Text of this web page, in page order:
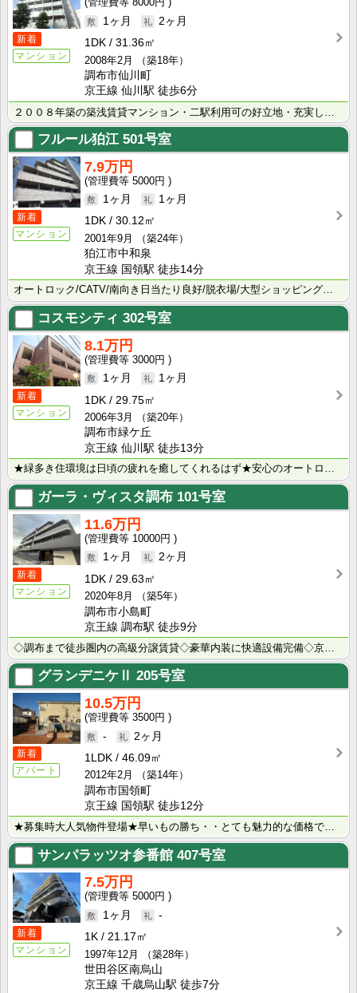
新着
マンション
1ヶ月
2ヶ月
1DK
31.36㎡
2008年2月
（築18年）
調布市仙川町
京王線 仙川駅 徒歩6分
フルール狛江501号室
新着
マンション
7.9万円
5000円
1ヶ月
1ヶ月
1DK
30.12㎡
2001年9月
（築24年）
狛江市中和泉
京王線 国領駅 徒歩14分
オートロック/CATV/南向き日当たり良好/脱衣場/大型ショッピング施設・総合病院・コンビニ近隣/京･･･
コスモシティ 302号室
新着
マンション
8.1万円
3000円
1ヶ月
1ヶ月
1DK
29.75㎡
2006年3月
（築20年）
調布市緑ケ丘
京王線 仙川駅 徒歩13分
★緑多き住環境は日頃の疲れを癒してくれるはず★安心のオートロック・防犯シャッター付き★充実の設備も好･･･
ガーラ・ヴィスタ調布 101号室
新着
マンション
11.6万円
10000円
1ヶ月
2ヶ月
1DK
29.63㎡
2020年8月
（築5年）
調布市小島町
京王線 調布駅 徒歩9分
グランデニケⅡ 205号室
新着
アパート
10.5万円
3500円
-
2ヶ月
1LDK
46.09㎡
2012年2月
（築14年）
調布市国領町
京王線 国領駅 徒歩12分
サンパラッツオ参番館 407号室
新着
マンション
7.5万円
5000円
1ヶ月
-
1K
21.17㎡
1997年12月
（築28年）
世田谷区南烏山
京王線 千歳烏山駅 徒歩7分